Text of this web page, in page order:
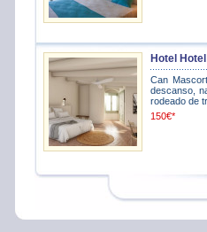
Hotel
Can
descanso,
rodeado de
150€*